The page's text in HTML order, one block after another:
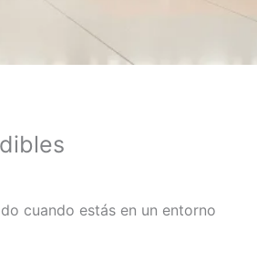
cuando estás en un entorno